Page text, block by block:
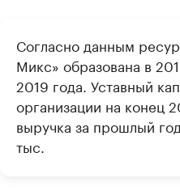
Согласно данным
Микс» образована в
2019 года. Уставный
организации на конец
выручка за прошлый
тыс.